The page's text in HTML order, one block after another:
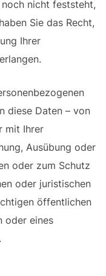
nicht feststeht,
Sie das Recht,
Ihrer
diese Daten – von
mit Ihrer
Ausübung oder
oder zum Schutz
oder juristischen
öffentlichen
oder eines